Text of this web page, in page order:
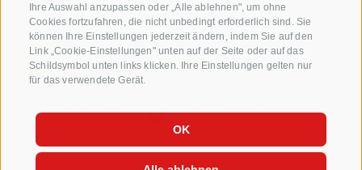
Ihre Auswahl anzupassen oder „Alle ablehnen", um ohne
Cookies fortzufahren, die nicht unbedingt erforderlich sind. Sie
können Ihre Einstellungen jederzeit ändern, indem Sie auf den
Link „Cookie-Einstellungen" unten auf der Seite oder auf das
Schildsymbol unten links klicken. Ihre Einstellungen gelten nur
für das verwendete Gerät.
OK
COOKIE PRÄFERENZEN